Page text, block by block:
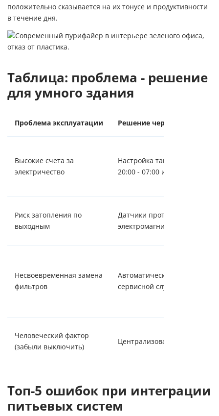
положительно сказывается на их тонусе и продуктивности
в течение дня.
Таблица: проблема - решение
для умного здания
Проблема эксплуатации Решение через
Высокие счета за
электричество
Настройка таймеров в BMS
20:00 - 07:00 и в выходные
Риск затопления по
выходным
Датчики протечки воды
электромагнитные клапаны
Несвоевременная замена
фильтров
Автоматический учет
сервисной службы
Человеческий фактор
(забыли выключить)
Централизованное
Топ-5 ошибок при интеграции
питьевых систем